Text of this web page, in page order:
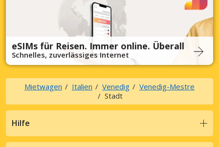
eSIMs für Reisen. Immer online. Überall
Schnelles, zuverlässiges Internet
Mietwagen Italien Venedig
Venedig-Mestre
Stadt
Hilfe